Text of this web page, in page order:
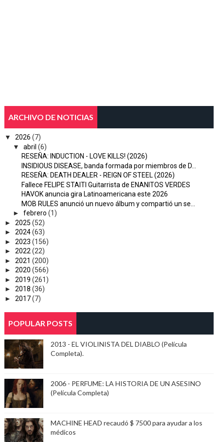
ARCHIVO DE NOTICIAS
▼ 2026 (7)
▼
abril (6)
RESEÑA: INDUCTION - LOVE KILLS! (2026)
INSIDIOUS DISEASE, banda formada por miembros de D...
RESEÑA: DEATH DEALER - REIGN OF STEEL (2026)
Fallece FELIPE STAITI Guitarrista de ENANITOS VERDES
HAVOK anuncia gira Latinoamericana este 2026
MOB RULES anunció un nuevo álbum y compartió un se...
► febrero (1)
► 2025 (52)
► 2024(63)
► 2023 (156)
► 2022 (22)
► 2021 (200)
► 2020 (566)
► 2019 (261)
► 2018 (36)
► 2017(7)
POPULAR POSTS
2013 - EL VIOLINISTA DEL DIABLO (Película
Completa).
2006 - PERFUME: LA HISTORIA DE UN ASESINO
(Película Completa)
MACHINE HEAD recaudó $ 7500 para ayudar a los
médicos